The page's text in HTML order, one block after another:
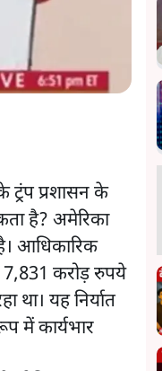
ट्रंप प्रशासन के
है? अमेरिका
आधिकारिक
7,831 करोड़ रुपये
था। यह निर्यात
में कार्यभार